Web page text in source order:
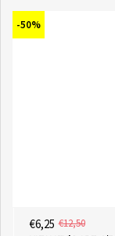
-50%
€6,25 €12,50